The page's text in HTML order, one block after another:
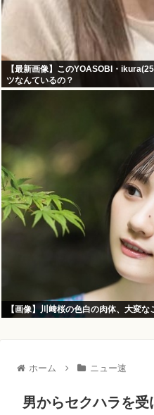
【最新画像】このYOASOBI・
ツなんているの？
【画像】川﨑桜の色白の肉体、大変
ホーム ニュー速
男からセクハラを